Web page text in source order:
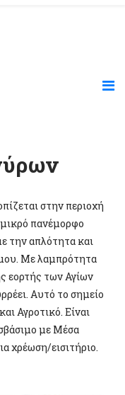
στην περιοχή
πανέμορφο
την απλότητα και
Με λαμπρότητα
εορτής των Αγίων
Αυτό το σημείο
Αγροτικό. Είναι
με Μέσα
χρέωση/εισιτήριο.